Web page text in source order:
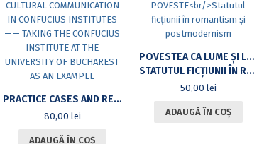
PRACTICE CASES AND RESEARCH ON CROSS-CULTURAL COMMUNICATION IN CONFUCIUS INSTITUTES —— TAKING THE CONFUCIUS INSTITUTE AT THE UNIVERSITY OF BUCHAREST AS AN EXAMPLE
80,00 lei
ADAUGĂ ÎN COȘ
POVESTEA CA LUME ȘI LUMEA CA POVESTE
STATUTUL FICȚIUNII ÎN ROMANTISM ȘI POSTMODERNISM
50,00 lei
ADAUGĂ ÎN COȘ